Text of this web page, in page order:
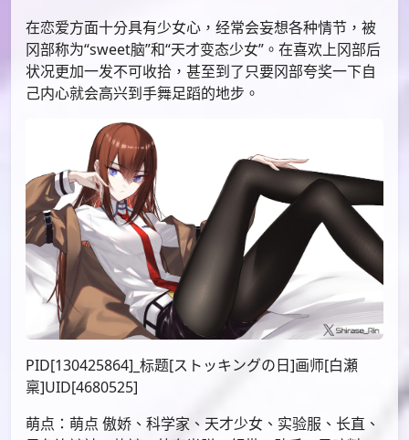
PID[100747116]_标题[STEINS;GATE]画师[白瀬
稟]UID[4680525]
表面上是冷静而且过分地坚持理论的性格，实际上是个
好奇心旺盛喜欢做实验的女孩。研究时不近人情与高傲
的态度使得她的朋友很少，只有在亲密的朋友间才会露
出真正的姿态。
在恋爱方面十分具有少女心，经常会妄想各种情节，被
状况更加一发不可收拾，甚至到了只要冈部夸奖一下自
己内心就会高兴到手舞足蹈的地步。